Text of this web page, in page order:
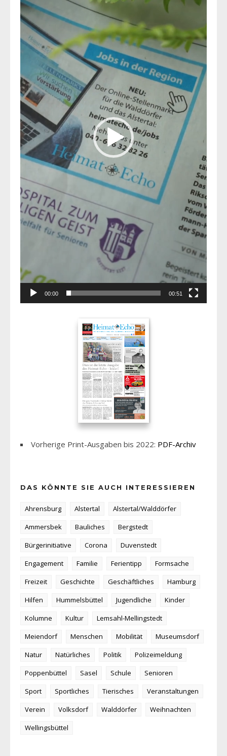
00:00 00:51
Vorherige Print-Ausgaben bis 2022: PDF-Archiv
DAS KÖNNTE SIE AUCH INTERESSIEREN
Ahrensburg Alstertal
Alstertal/Walddörfer
Ammersbek
Bauliches
Bergstedt
Bürgerinitiative
Corona
Duvenstedt
Engagement
Familie Ferientipp
Formsache
Freizeit
Geschichte Geschäftliches
Hamburg
Hilfen
Hummelsbüttel Jugendliche
Kinder
Kolumne
Kultur
Lemsahl-Mellingstedt
Meiendorf
Menschen Mobilität
Museumsdorf
Natur
Natürliches Politik
Polizeimeldung
Poppenbüttel
Sasel Schule
Senioren
Sport
Sportliches Tierisches
Veranstaltungen
Verein
Volksdorf Walddörfer
Weihnachten
Wellingsbüttel